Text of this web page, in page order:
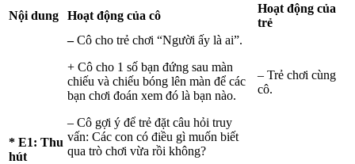
Nội dung Hoạt động của cô
Hoạt động của
trẻ
* E1: Thu
hút
–Cô cho trẻ chơi “Người ấy là ai”.
+ Cô cho 1 số bạn đứng sau màn
chiếu và chiếu bóng lên màn để các
bạn chơi đoán xem đó là bạn nào.
– Cô gợi ý để trẻ đặt câu hỏi truy
vấn: Các con có điều gì muốn biết
qua trò chơi vừa rồi không?
– Trẻ chơi cùng
cô.